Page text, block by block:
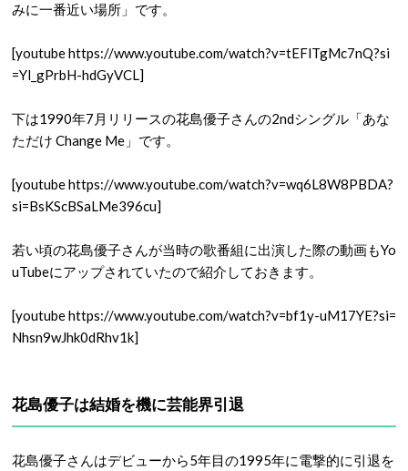
みに一番近い場所」です。
[youtube https://www.youtube.com/watch?v=tEFlTgMc7nQ?si
=Yl_gPrbH-hdGyVCL]
下は1990年7月リリースの花島優子さんの2ndシングル「あな
ただけ Change Me」です。
[youtube https://www.youtube.com/watch?v=wq6L8W8PBDA?
si=BsKScBSaLMe396cu]
若い頃の花島優子さんが当時の歌番組に出演した際の動画もYo
uTubeにアップされていたので紹介しておきます。
[youtube https://www.youtube.com/watch?v=bf1y-uM17YE?si=
Nhsn9wJhk0dRhv1k]
花島優子は結婚を機に芸能界引退
花島優子さんはデビューから5年目の1995年に電撃的に引退を